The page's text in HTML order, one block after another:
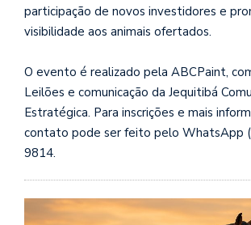
participação de novos investidores e
visibilidade aos animais ofertados.
O evento é realizado pela ABCPaint,
Leilões e comunicação da Jequitibá
Estratégica. Para inscrições e mais
contato pode ser feito pelo WhatsApp
9814.